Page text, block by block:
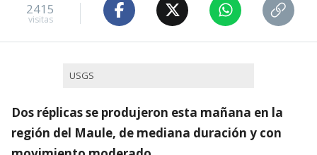
2415
visitas
USGS
Dos réplicas se produjeron esta mañana en la
región del Maule, de mediana duración y con